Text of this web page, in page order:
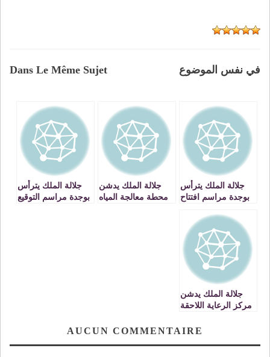
Dans Le Même Sujet في نفس الموضوع
جلالة الملك يترأس
بوجدة مراسم افتتاح
الثانية للطاقة
جلالة الملك يدشن
محطة معالجة المياه
جلالة الملك يترأس
بوجدة مراسم التوقيع
جلالة الملك يدشن
مركز الرعاية اللاحقة
تشييده بكلفة ثلاثةAUCUN COMMENTAIRE